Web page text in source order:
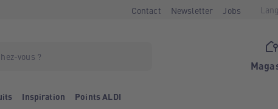
Contact Newsletter Jobs
Inspiration Points ALDI